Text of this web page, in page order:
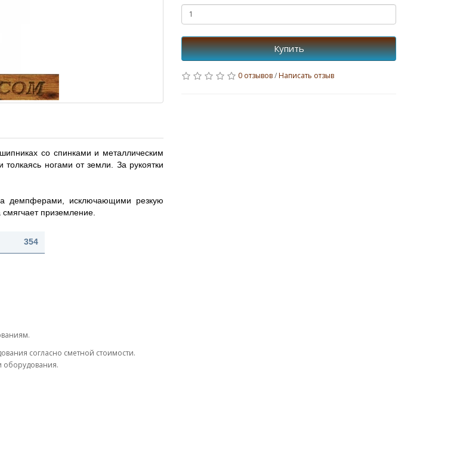
со спинками и металлическим
ногами от земли. За рукоятки
демпферами, исключающими резкую
приземление.
354
согласно сметной стоимости.
оборудования.
Купить
0 отзывов/Написать отзыв